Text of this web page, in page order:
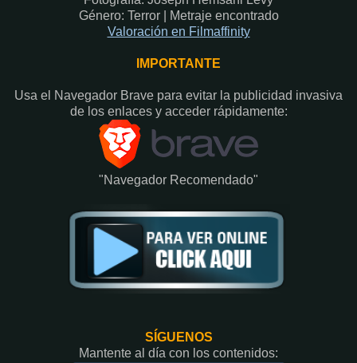
Género: Terror | Metraje encontrado
Valoración en Fi lmaffinity
IMPORTANTE
Usa el Navegador Brave para evitar la publicidad invasiva
de los enlaces y acceder rápidamente:​
"Navegador Recomendado"
SÍGUENOS
Mantente al día con los contenidos: